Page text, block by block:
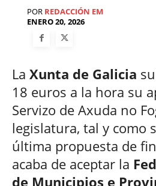
POR REDACCIÓN EM
ENERO 20, 2026
La Xunta de Galicia
18 euros a la hora su
Servizo de Axuda no
legislatura, tal y como
última propuesta de
acaba de aceptar la
de Municipios e